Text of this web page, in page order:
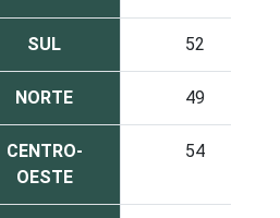
SUL 52
NORTE 49
CENTRO-
OESTE
54